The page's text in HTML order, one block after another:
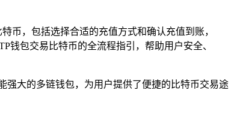
特币，包括选择合适的充值方式和确认充值到账，
钱包交易比特币的全流程指引，帮助用户安全、
能强大的多链钱包，为用户提供了便捷的比特币交易途